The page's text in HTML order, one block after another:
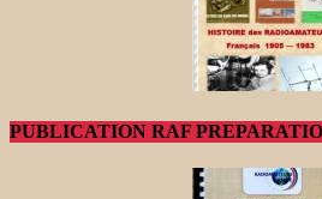
PUBLICATION RAF